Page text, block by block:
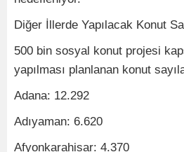
Diğer İllerde Yapılacak Konut
500 bin sosyal konut projesi
yapılması planlanan konut
Adana: 12.292
Adıyaman: 6.620
Afyonkarahisar: 4.370